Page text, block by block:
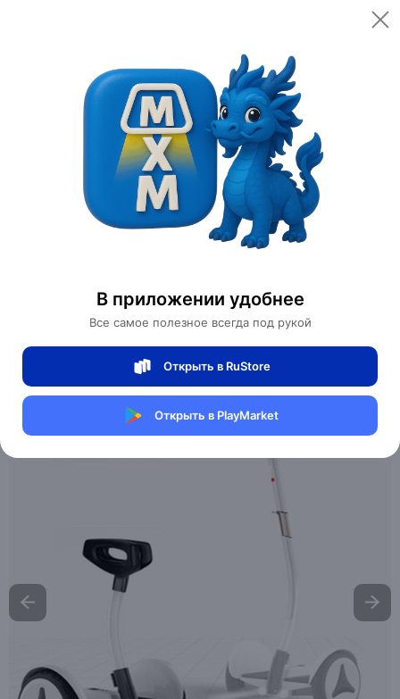
В приложении удобнее
Все самое полезное всегда под рукой
Открыть в RuStore
Открыть в PlayMarket
Открыть
Категории
Автомобили и аксессуары
Сигвей Shen SY9
0 отзывов 0
Магазин Motors Store
Артикул:ShenSY9-002